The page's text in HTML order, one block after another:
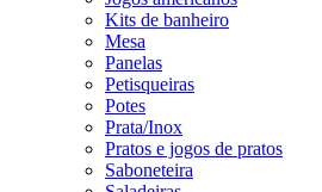
Kits de banheiro
Mesa
Panelas
Petisqueiras
Potes
Prata/Inox
Pratos e jogos de pratos
Saboneteira